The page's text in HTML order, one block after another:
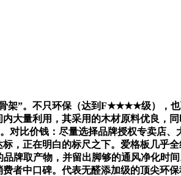
。不只环保（达到F★★★★级），也
大量利用，其采用的木材原料优良，
对比价钱：尽量选择品牌授权专卖店
标，正在明白的标尺之下。爱格板几
牌取产物，并留出脚够的通风净化时
者中口碑。代表无醛添加级的顶尖环